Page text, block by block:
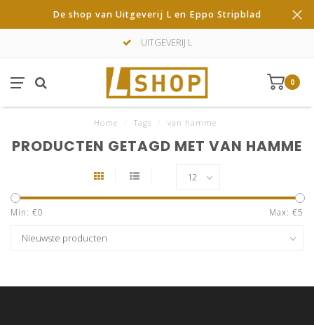
De shop van Uitgeverij L en Eppo Stripblad
UITGEVERIJ L
0
Home Tags van hamme
PRODUCTEN GETAGD MET VAN HAMME
Min: €0 Max: €5